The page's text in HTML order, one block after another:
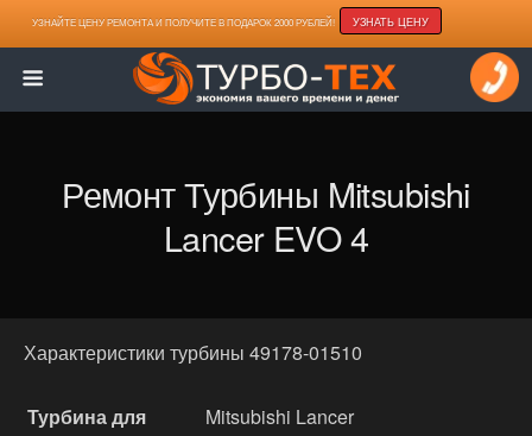
УЗНАЙТЕ ЦЕНУ РЕМОНТА И ПОЛУЧИТЕ В ПОДАРОК 2000 РУБЛЕЙ! УЗНАТЬ ЦЕНУ
Ремонт Турбины Mitsubishi
Lancer EVO 4
Характеристики турбины 49178-01510
Турбина для Mitsubishi Lancer